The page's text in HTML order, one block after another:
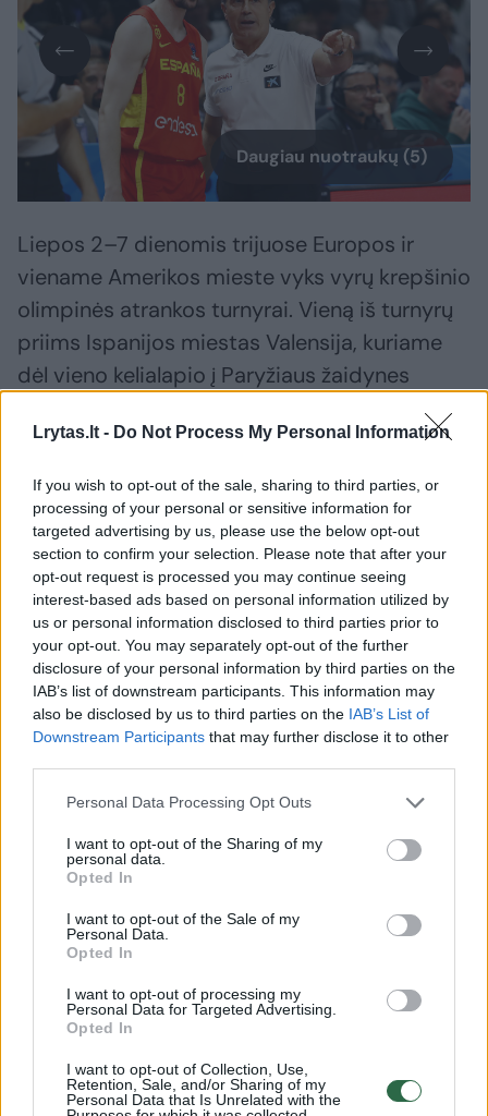
Lrytas.lt - Do Not Process My Personal Information
If you wish to opt-out of the sale, sharing to third parties, or
processing of your personal or sensitive information for
targeted advertising by us, please use the below opt-out
section to confirm your selection. Please note that after your
opt-out request is processed you may continue seeing
interest-based ads based on personal information utilized by
us or personal information disclosed to third parties prior to
your opt-out. You may separately opt-out of the further
disclosure of your personal information by third parties on the
IAB’s list of downstream participants. This information may
also be disclosed by us to third parties on the IAB’s List of
Downstream Participants that may further disclose it to other
Personal Data Processing Opt Outs
I want to opt-out of the Sharing of my
personal data.
Opted In
I want to opt-out of the Sale of my
Personal Data.
Opted In
I want to opt-out of processing my
Personal Data for Targeted Advertising.
Opted In
I want to opt-out of Collection, Use,
Retention, Sale, and/or Sharing of my
Personal Data that Is Unrelated with the
Daugiau nuotraukų (5)
Liepos 2–7 dienomis trijuose Europos ir
viename Amerikos mieste vyks vyrų krepšinio
olimpinės atrankos turnyrai. Vieną iš turnyrų
priims Ispanijos miestas Valensija, kuriame
dėl vieno kelialapio į Paryžiaus žaidynes
kovos Ispanijos, Lenkijos, Suomijos, Bahamų,
Angolos ir Libano krepšininkai.
Pirmajame etape šios komandos
suskirstytos į dvi grupes. A grupėje žais
Ispanija, Angola ir Libanas, B grupėje –
Lenkija, Suomija ir Bahamos.
Grupių varžybos vyks liepos 2–4 dienomis.
Po dvi geriausias komandas pateks į pusfinalį.
Pusfinalio rungtynės bus žaidžiamos liepos 6
Norite skaityti toliau?
Prisijunkite prie mūsų bendruomenės ir tapkite
prenumeratoriumi
Vos nuo 1 Eur / mėn.